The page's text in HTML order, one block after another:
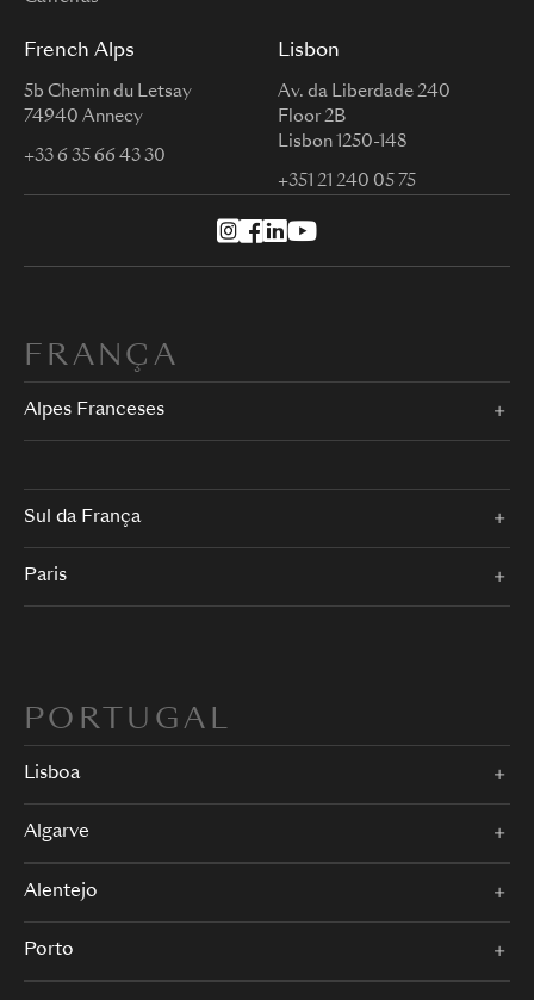
French Alps
5b Chemin du Letsay
74940 Annecy
+33 6 35 66 43 30
Lisbon
Av. da Liberdade 240
Floor 2B
Lisbon 1250-148
+351 21 240 05 75
FRANÇA
Alpes Franceses
Sul da França
Paris
PORTUGAL
Lisboa
Algarve
Alentejo
Porto